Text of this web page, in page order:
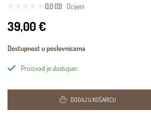
0,0 (0) Ocijeni
39,00 €
Dostupnost u poslovnicama
Proizvod je dostupan
DODAJ U KOŠARICU